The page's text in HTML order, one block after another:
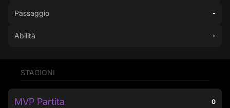
Passaggio -
Abilità -
STAGIONI
MVP Partita 0